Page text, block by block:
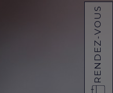
RENDEZ-VOUS